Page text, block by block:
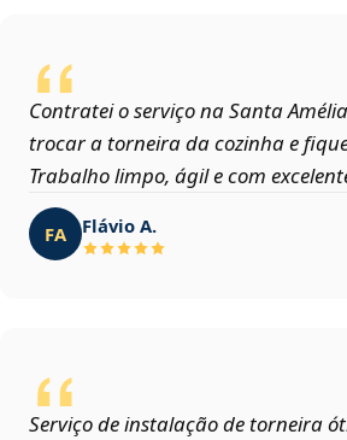
Contratei o serviço na Santa
trocar a torneira da cozinha e
Trabalho limpo, ágil e com
FA Flávio A.
Serviço de instalação de torneira